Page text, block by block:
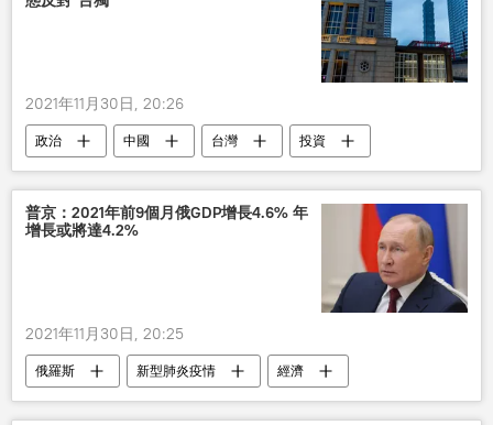
2021年11月30日, 20:26
政治 中國 台灣
投資
企業
普京：2021年前9個月俄GDP增長4.6% 年
增長或將達4.2%
2021年11月30日, 20:25
俄羅斯 新型肺炎疫情 經濟